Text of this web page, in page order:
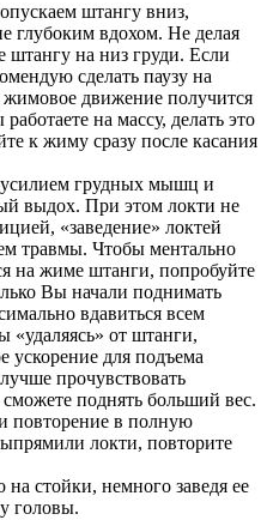
штангу вниз,
глубоким вдохом. Не делая
штангу на низ груди. Если
сделать паузу на
жимовое движение получится
на массу, делать это
к жиму сразу после касания
грудных мышц и
выдох. При этом локти не
«заведение» локтей
травмы. Чтобы ментально
на жиме штанги, попробуйте
Вы начали поднимать
вдавиться всем
«удаляясь» от штанги,
ускорение для подъема
прочувствовать
поднять больший вес.
повторение в полную
локти, повторите
на стойки, немного заведя ее
головы.